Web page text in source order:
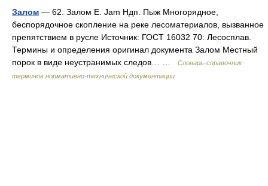
Залом — 62. Залом Е. Jam Ндп. Пыж Многорядное,
беспорядочное скопление на реке лесоматериалов, вызванное
препятствием в русле Источник: ГОСТ 16032 70: Лесосплав.
Термины и определения оригинал документа Залом Местный
порок в виде неустранимых следов… …
Словарь-справочник
терминов нормативно-технической документации